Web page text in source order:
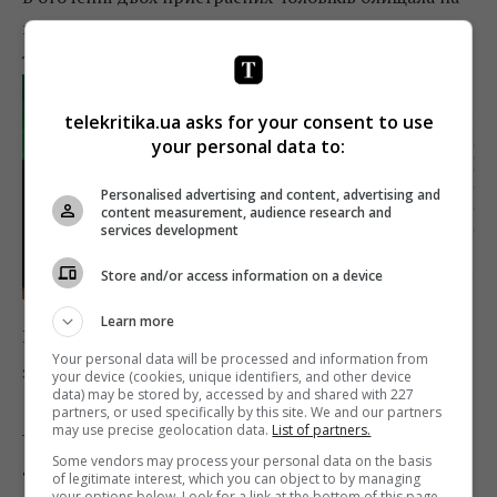
вечірці і ведуча СТБРоза Аль-Намрі, яка, до речі,
того ж дня відзначала свій день народження.
В оточенні Рози всі віддали перевагу тему смерті та
загробного життя
Треба визнати, що були й ті, кого на цю вечірку не
telekritika.ua asks for your consent to use
your personal data to:
Personalised advertising and content, advertising and
content measurement, audience research and
services development
Store and/or access information on a device
Learn more
Your personal data will be processed and information from
your device (cookies, unique identifiers, and other device
data) may be stored by, accessed by and shared with 227
partners, or used specifically by this site. We and our partners
may use precise geolocation data. List of partners.
Some vendors may process your personal data on the basis
of legitimate interest, which you can object to by managing